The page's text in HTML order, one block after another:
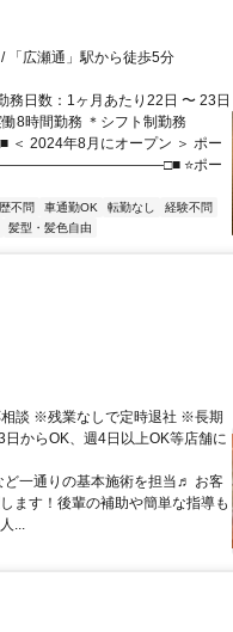
「広瀬通」駅から徒歩5分
務日数：1ヶ月あたり22日 〜 23日
8時間勤務 ＊シフト制勤務
年8月にオープン ＞ ポー
⭐ポー
不問 車通勤OK 転勤なし
経験不問
髪型・髪色自由
談 ※残業なしで定時退社 ※長期
からOK、週4日以上OK等店舗に
ど一通りの基本施術を担当♬ お客
ます！後輩の補助や簡単な指導も
...